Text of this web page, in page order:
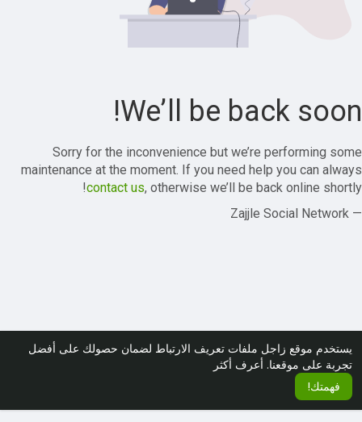
يستخدم موقع زاجل ملفات تعريف الارتباط لضمان حصولك على أفضل
تجربة على موقعنا. أعرف أكثر
فهمتك!
We’ll be back soon!
Sorry for the inconvenience but we’re performing some
maintenance at the moment. If you need help you can always
contact us, otherwise we’ll be back online shortly!
— Zajjle Social Network